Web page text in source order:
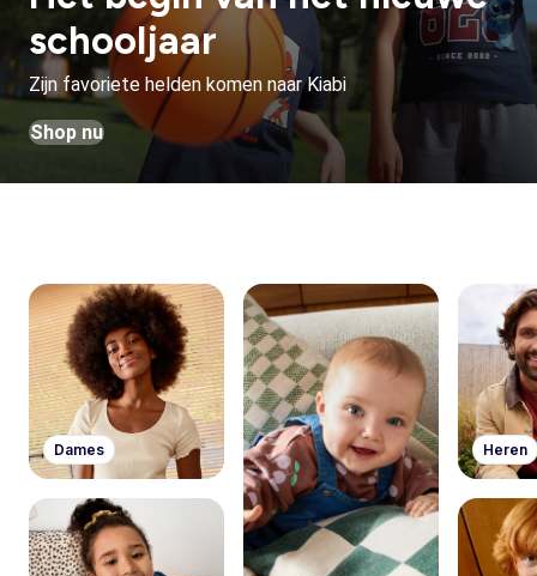
schooljaar
Zijn favoriete helden komen naar Kiabi
Shop nu
Dames Heren